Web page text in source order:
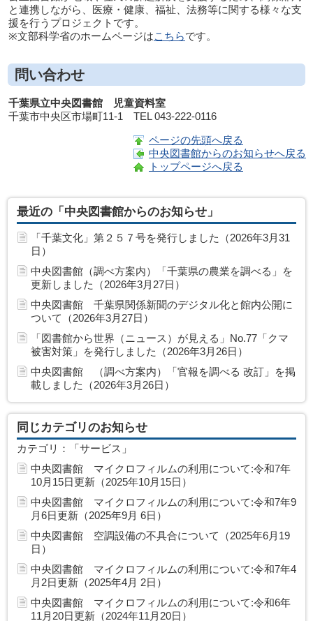
と連携しながら、医療・健康、福祉、法務等に関する様々な支
援を行うプロジェクトです。
※文部科学省のホームページはこちらです。
問い合わせ
千葉県立中央図書館 児童資料室
千葉市中央区市場町11-1 TEL 043-222-0116
ページの先頭へ戻る
中央図書館からのお知らせへ戻る
トップページへ戻る
最近の「中央図書館からのお知らせ」
「千葉文化」第２５７号を発行しました（2026年3月31
日）
中央図書館（調べ方案内）「千葉県の農業を調べる」を
更新しました（2026年3月27日）
中央図書館 千葉県関係新聞のデジタル化と館内公開に
ついて（2026年3月27日）
「図書館から世界（ニュース）が見える」No.77「クマ
被害対策」を発行しました（2026年3月26日）
中央図書館 （調べ方案内）「官報を調べる 改訂」を掲
載しました（2026年3月26日）
同じカテゴリのお知らせ
カテゴリ：「サービス」
中央図書館 マイクロフィルムの利用について:令和7年
10月15日更新（2025年10月15日）
中央図書館 マイクロフィルムの利用について:令和7年9
月6日更新（2025年9月 6日）
中央図書館 空調設備の不具合について（2025年6月19
日）
中央図書館 マイクロフィルムの利用について:令和7年4
月2日更新（2025年4月 2日）
中央図書館 マイクロフィルムの利用について:令和6年
11月20日更新（2024年11月20日）